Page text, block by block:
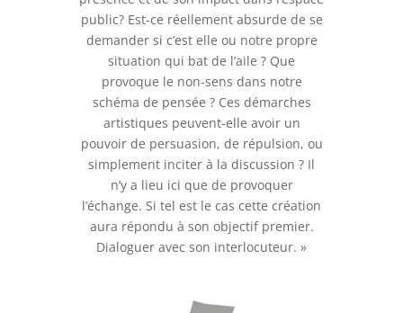
public? Est-ce réellement absurde de se
demander si c’est elle ou notre propre
situation qui bat de l’aile ? Que
provoque le non-sens dans notre
schéma de pensée ? Ces démarches
artistiques peuvent-elle avoir un
pouvoir de persuasion, de répulsion, ou
simplement inciter à la discussion ? Il
n’y a lieu ici que de provoquer
l’échange. Si tel est le cas cette création
aura répondu à son objectif premier.
Dialoguer avec son interlocuteur. »